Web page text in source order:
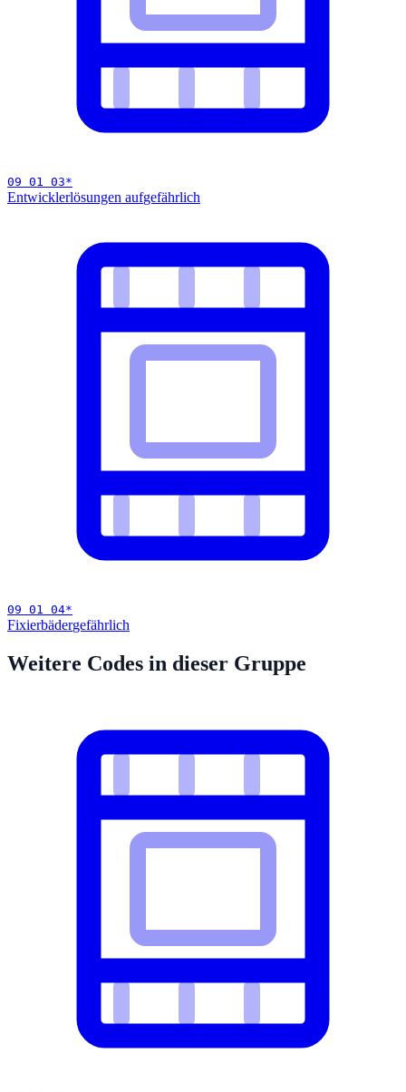
09 01 03*
Entwicklerlösungen aufgefährlich
09 01 04*
Fixierbädergefährlich
Weitere Codes in dieser Gruppe